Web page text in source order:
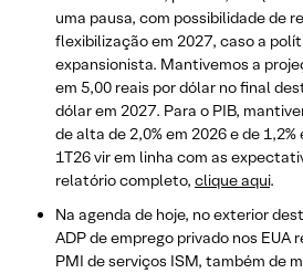
uma pausa, com possibilidade de
flexibilização em 2027, caso a
expansionista. Mantivemos a
em 5,00 reais por dólar no final
dólar em 2027. Para o PIB,
de alta de 2,0% em 2026 e de
1T26 vir em linha com as
relatório completo, clique aqui.
Na agenda de hoje, no exterior
ADP de emprego privado nos EUA
PMI de serviços ISM, também de